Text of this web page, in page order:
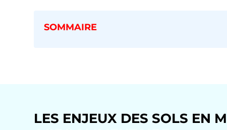
SOMMAIRE
LES ENJEUX DES SOLS EN